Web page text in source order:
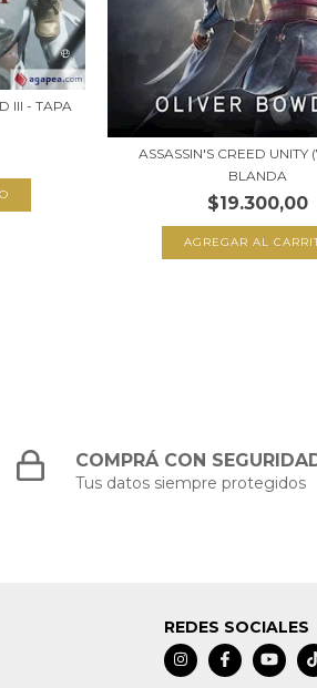
III - TAPA
ASSASSIN'S CREED UNITY
BLANDA
$19.300,00
COMPRÁ CON
Tus datos siempre protegidos
REDES SOCIALES